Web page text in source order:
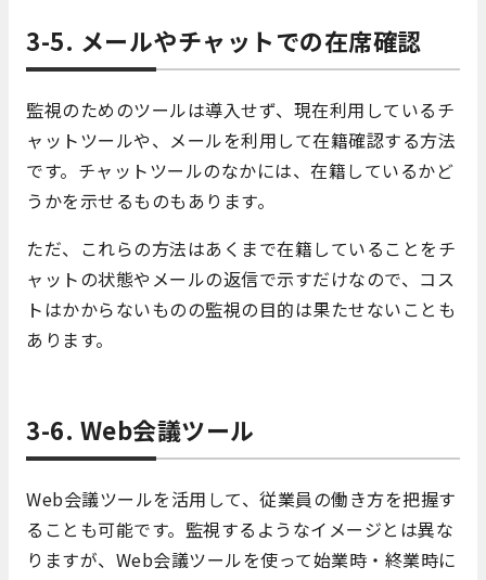
3-5. メールやチャットでの在席確認
監視のためのツールは導入せず、現在利用しているチ
ャットツールや、メールを利用して在籍確認する方法
です。チャットツールのなかには、在籍しているかど
うかを示せるものもあります。
ただ、これらの方法はあくまで在籍していることをチ
ャットの状態やメールの返信で示すだけなので、コス
トはかからないものの監視の目的は果たせないことも
あります。
3-6. Web会議ツール
Web会議ツールを活用して、従業員の働き方を把握す
ることも可能です。監視するようなイメージとは異な
りますが、Web会議ツールを使って始業時・終業時に